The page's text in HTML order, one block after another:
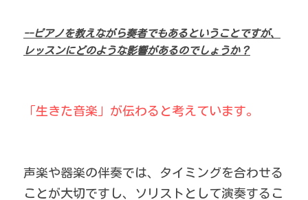
--ピアノを教えながら奏者でもあるということですが、
レッスンにどのような影響があるのでしょうか？
「生きた音楽」が伝わると考えています。
声楽や器楽の伴奏では、タイミングを合わせる
ことが大切ですし、ソリストとして演奏するこ